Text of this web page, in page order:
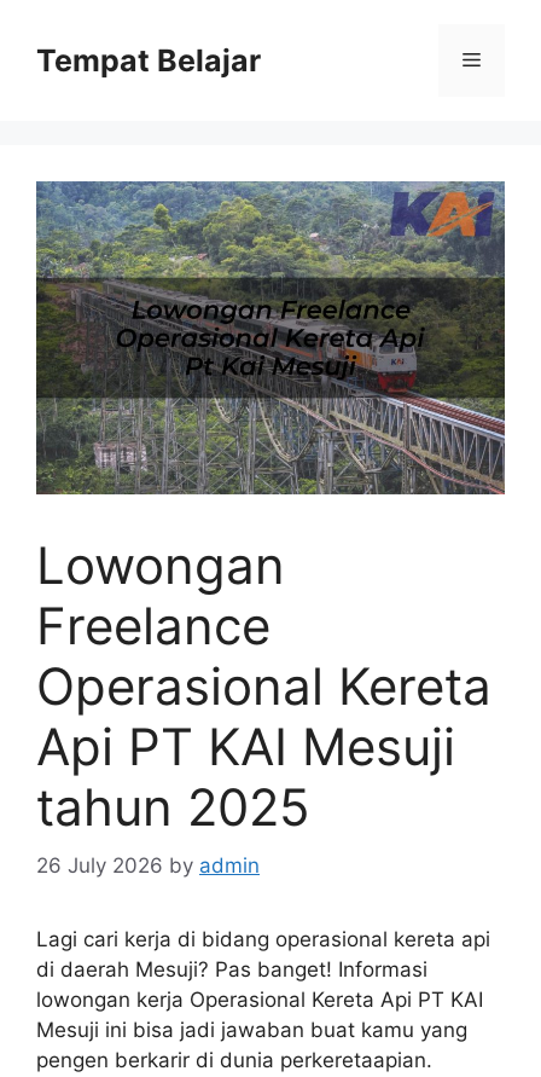
contentTempat Belajar Menu
Lowongan
Freelance
Operasional Kereta
Api PT KAI Mesuji
tahun 2025
26 July 2026 by admin
Lagi cari kerja di bidang operasional kereta api
di daerah Mesuji? Pas banget! Informasi
lowongan kerja Operasional Kereta Api PT KAI
Mesuji ini bisa jadi jawaban buat kamu yang
pengen berkarir di dunia perkeretaapian.